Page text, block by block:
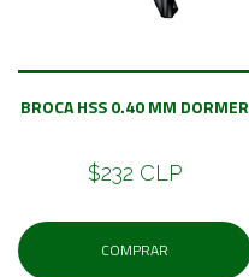
BROCA HSS 0.40 MM DORMER
$232 CLP
COMPRAR